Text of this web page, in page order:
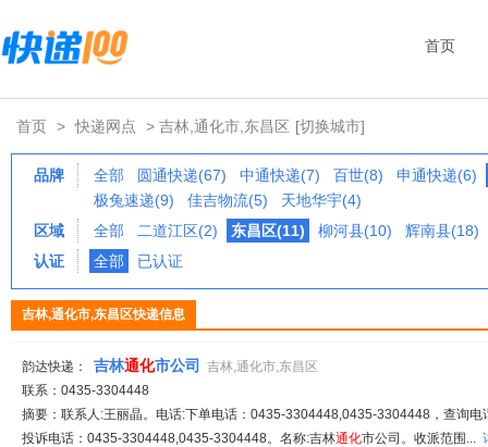
首页
首页 > 快递网点 > 吉林,通化市,东昌区 [切换城市]
品牌 全部 圆通快递(67) 中通快递(7) 百世(8)
申通快递(6)
极兔速递(9)
佳吉物流(5)
天地华宇(4)
区域
全部 二道江区(2) 东昌区(11) 柳河县(10)
辉南县(18)
认证
全部 已认证
吉林,通化市,东昌区快递信息
韵达快递： 吉林通化市公司
吉林,通化市,东昌区
联系：0435-3304448
摘要：联系人:王丽晶。电话:下单电话：0435-3304448,0435-3304448，查询
投诉电话：0435-3304448,0435-3304448。名称:吉林通化市公司。收派范围...